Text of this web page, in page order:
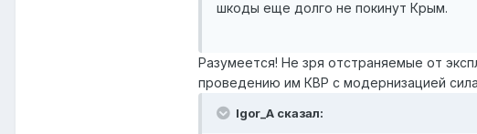
шкоды еще долго не покинут Крым.
Разумеется! Не зря отстраняемые от
проведению им КВР с модернизацией
Igor_A сказал: